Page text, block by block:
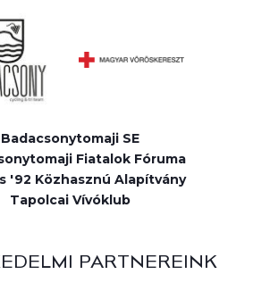
Badacsonytomaji SE
Fiatalok Fóruma
'92 Közhasznú Alapítvány
Tapolcai Vívóklub
PARTNEREINK